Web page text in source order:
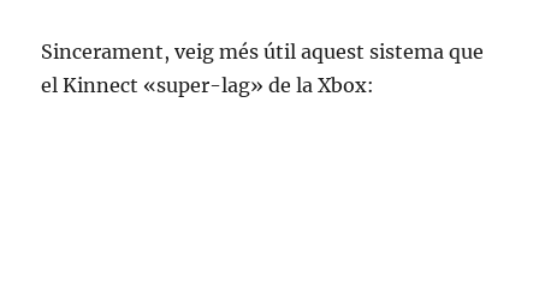
Sincerament, veig més útil aquest sistema que
el Kinnect «super-lag» de la Xbox: